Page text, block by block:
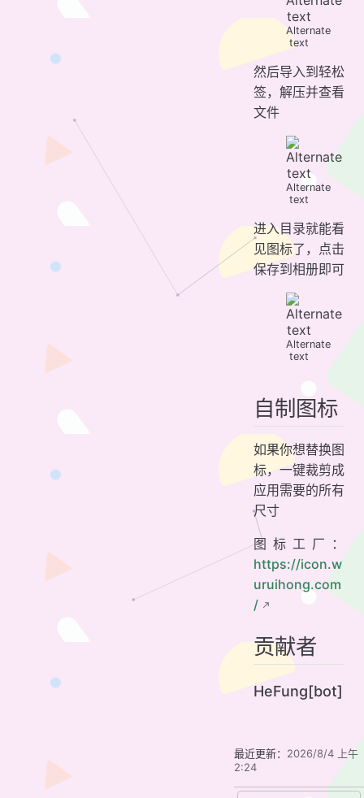
Alternate
text
然后导入到轻松
签，解压并查看
文件
Alternate
text
进入目录就能看
见图标了，点击
保存到相册即可
Alternate
text
自制图标
如果你想替换图
标，一键裁剪成
应用需要的所有
尺寸
图标工厂：
https://icon.w
uruihong.com
/
贡献者
HeFung[bot]
最近更新： 2026/8/4 上午
2:24